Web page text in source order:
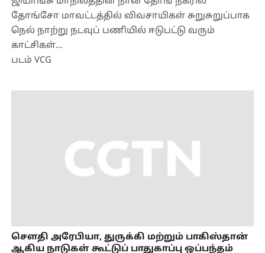
தோங்சோ மாவட்டத்தில் விவசாயிகள் சுறுசுறுப்பாக
நெல் நாற்று நடவுப் பணியில் ஈடுபட்டு வரும்
காட்சிகள்...
படம் VCG
செளதி அரேபியா, துருக்கி மற்றும் பாகிஸ்தான்
ஆகிய நாடுகள் கூட்டுப் பாதுகாப்பு ஒப்பந்தம்